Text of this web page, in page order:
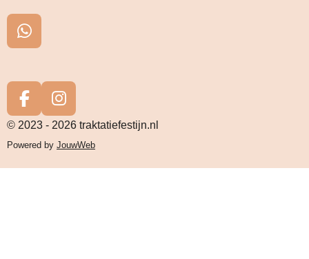
W
t
s
A
F
a
b
I
n
s
a
© 2023 - 2026 traktatiefestijn.nl
Powered by JouwWeb